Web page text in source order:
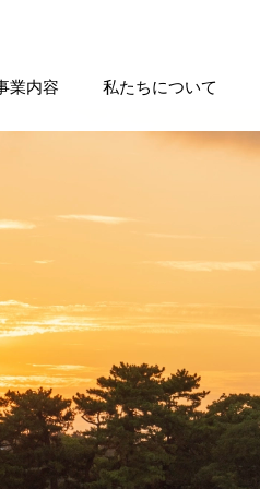
業内容 私たちについて